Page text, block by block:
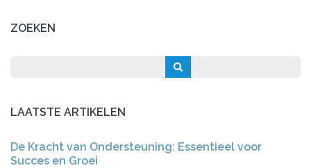
ZOEKEN
LAATSTE ARTIKELEN
De Kracht van Ondersteuning: Essentieel voor
Succes en Groei